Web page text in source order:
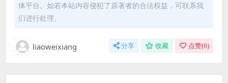
体平台。如若本站内容侵犯了原著者的合法权益，可联系我
们进行处理。
liaoweixiang 分享 收藏 点赞(0)